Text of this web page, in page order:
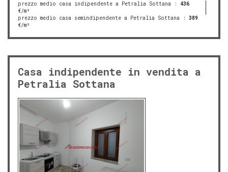
prezzo medio casa indipendente a Petralia Sottana : 436
€/m²
prezzo medio casa semindipendente a Petralia Sottana : 389
€/m²
Casa indipendente in vendita a
Petralia Sottana